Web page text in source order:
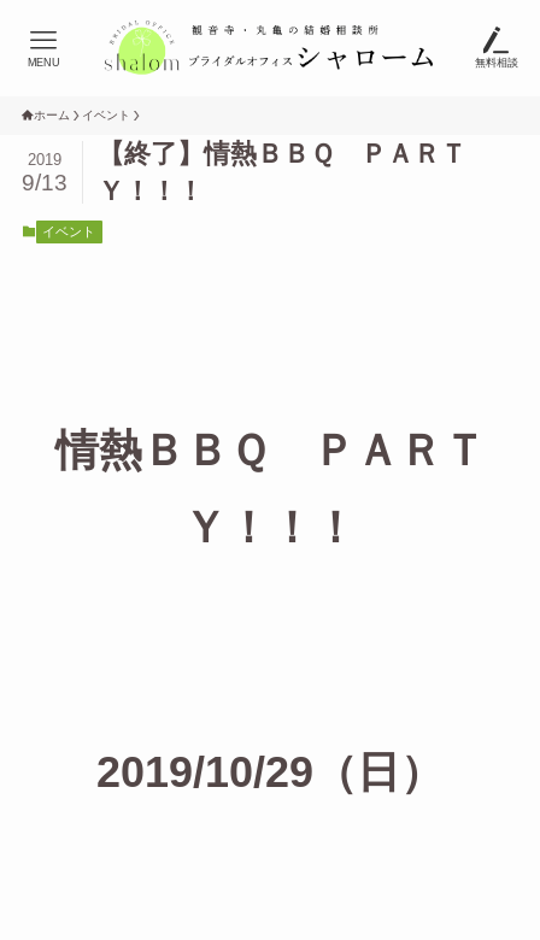
無料相談
MENU
ホーム イベント
【終了】情熱ＢＢＱ ＰＡＲＴ
Ｙ！！！
2019
9/13
イベント
情熱ＢＢＱ ＰＡＲＴ
Ｙ！！！
2019/10/29（日）